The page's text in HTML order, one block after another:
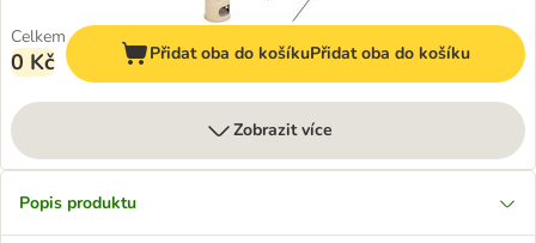
Celkem
0 Kč Přidat oba do košíkuPřidat oba do košíku
Zobrazit více
Popis produktu